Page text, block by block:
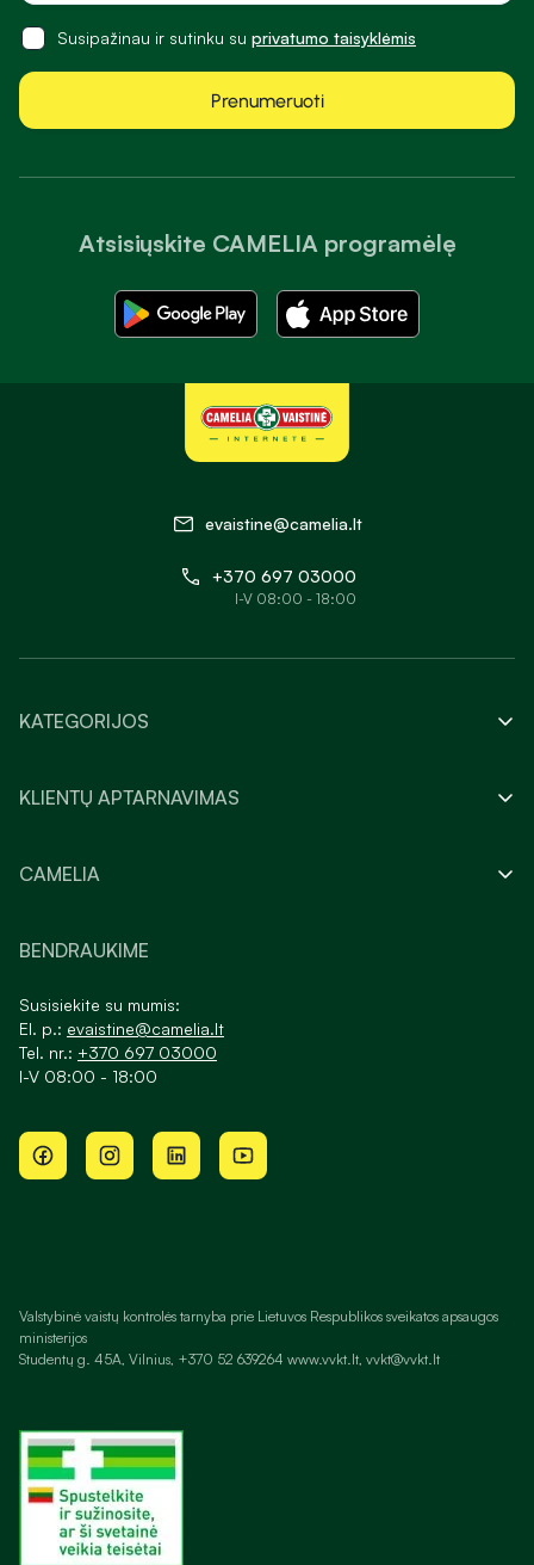
Atsisiųskite CAMELIA programėlę
Susipažinau ir sutinku su privatumo taisyklėmis
Prenumeruoti
evaistine@camelia.lt
+370 697 03000
I-V 08:00 - 18:00
KATEGORIJOS
KLIENTŲ APTARNAVIMAS
CAMELIA
BENDRAUKIME
Susisiekite su mumis:
El. p.: evaistine@camelia.lt
Tel. nr.: +370 697 03000
I-V 08:00 - 18:00
Valstybinė vaistų kontrolės tarnyba prie Lietuvos Respublikos sveikatos apsaugos
ministerijos
Studentų g. 45A, Vilnius, +370 52 639264 www.vvkt.lt, vvkt@vvkt.lt